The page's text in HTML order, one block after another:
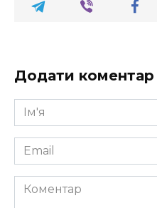
Додати коментар
Ім'я
*
Email
*
Коментар